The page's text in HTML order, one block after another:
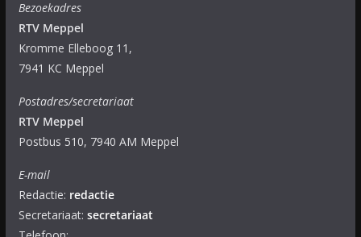
Bezoekadres
RTV Meppel
Kromme Elleboog 11,
7941 KC Meppel
Postadres/secretariaat
RTV Meppel
Postbus 510, 7940 AM Meppel
E-mail
Redactie: redactie
Secretariaat: secretariaat